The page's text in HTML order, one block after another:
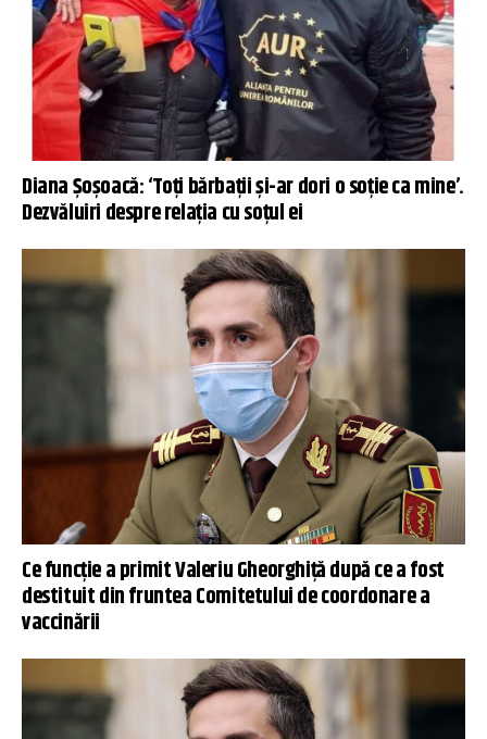
Diana Șoșoacă: ‘Toți bărbații și-ar dori o soție ca mine’.
Dezvăluiri despre relația cu soțul ei
Ce funcție a primit Valeriu Gheorghiță după ce a fost
destituit din fruntea Comitetului de coordonare a
vaccinării